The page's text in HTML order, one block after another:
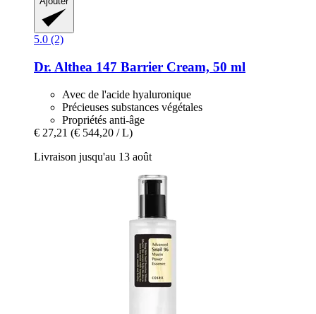
5.0 (2)
Dr. Althea 147 Barrier Cream, 50 ml
Avec de l'acide hyaluronique
Précieuses substances végétales
Propriétés anti-âge
€ 27,21 (€ 544,20 / L)
Livraison jusqu'au 13 août